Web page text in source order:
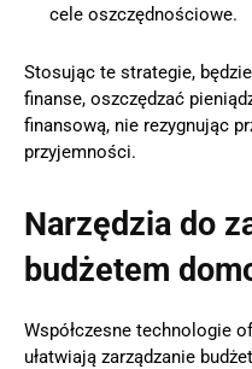
cele oszczędnościowe.
Stosując te strategie,
finanse, oszczędzać
finansową, nie rezygnując
przyjemności.
Narzędzia do
budżetem
Współczesne technologie
ułatwiają zarządzanie